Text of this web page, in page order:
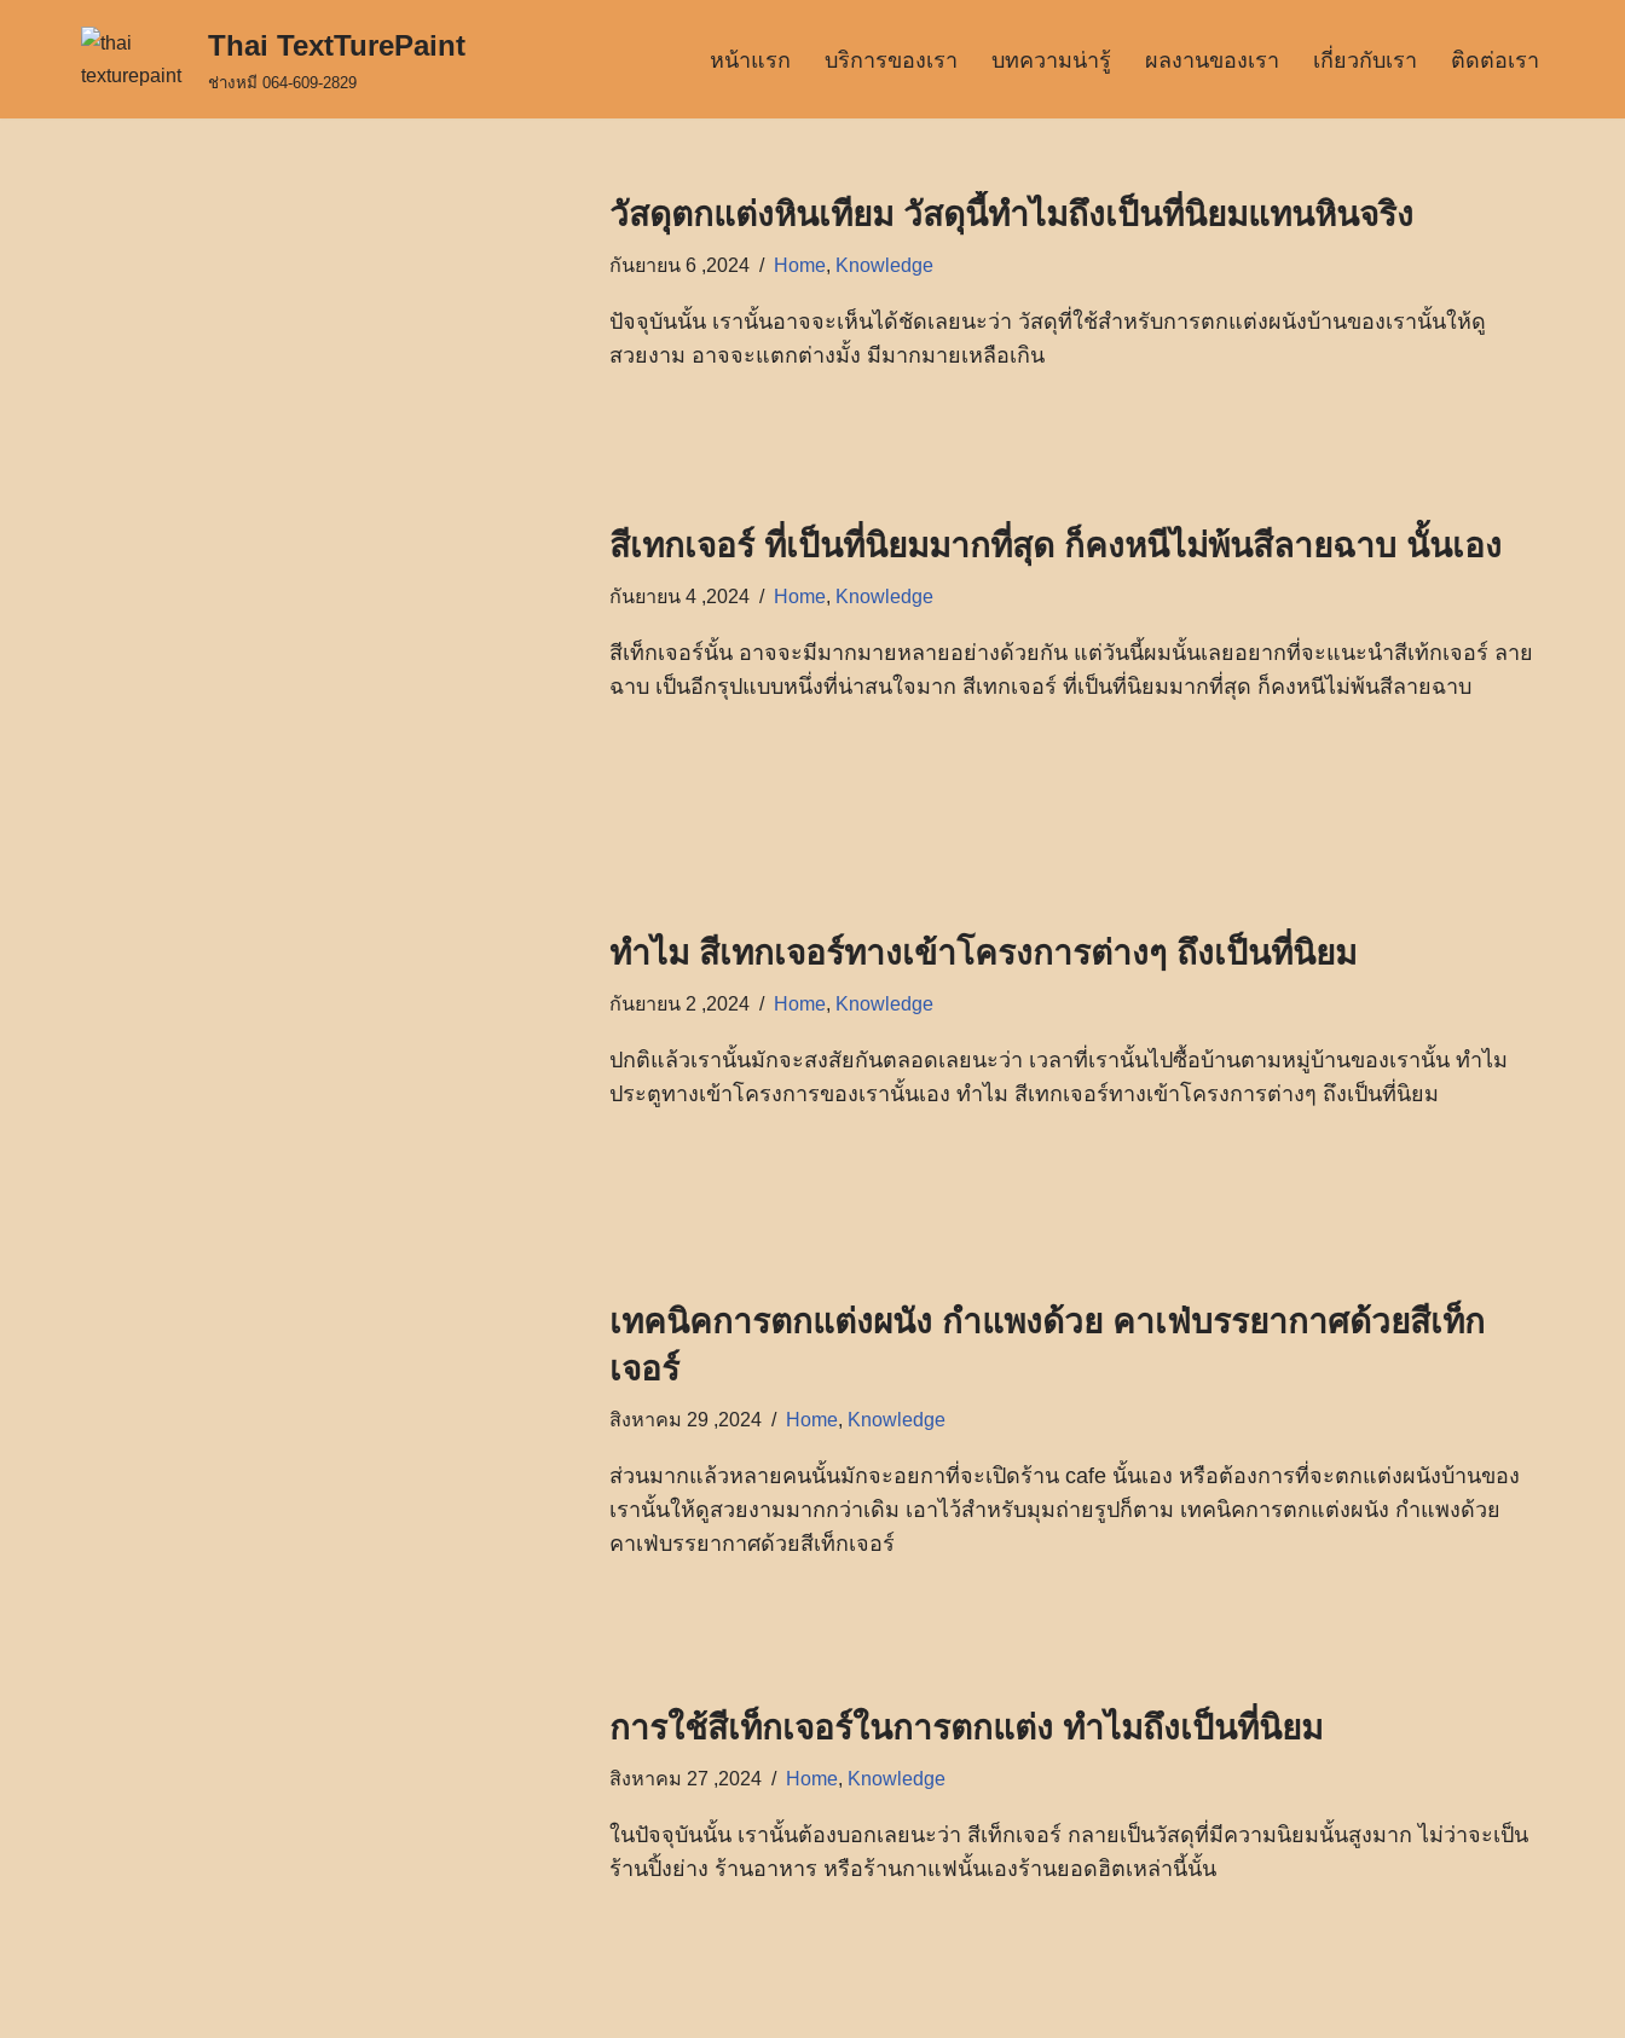
Thai TextTurePaint
ช่างหมี 064-609-2829
หน้าแรก บริการของเรา บทความน่ารู้ ผลงานของเรา เกี่ยวกับเรา ติดต่อเรา
วัสดุตกแต่งหินเทียม วัสดุนี้ทำไมถึงเป็นที่นิยมแทนหินจริง
กันยายน 6 ,2024 Home, Knowledge
ปัจจุบันนั้น เรานั้นอาจจะเห็นได้ชัดเลยนะว่า วัสดุที่ใช้สำหรับการตกแต่งผนังบ้านของเรานั้นให้ดู
สวยงาม อาจจะแตกต่างมั้ง มีมากมายเหลือเกิน
สีเทกเจอร์ ที่เป็นที่นิยมมากที่สุด ก็คงหนีไม่พ้นสีลายฉาบ นั้นเอง
กันยายน 4 ,2024 Home, Knowledge
สีเท็กเจอร์นั้น อาจจะมีมากมายหลายอย่างด้วยกัน แต่วันนี้ผมนั้นเลยอยากที่จะแนะนำสีเท้กเจอร์ ลาย
ฉาบ เป็นอีกรุปแบบหนึ่งที่น่าสนใจมาก สีเทกเจอร์ ที่เป็นที่นิยมมากที่สุด ก็คงหนีไม่พ้นสีลายฉาบ
ทำไม สีเทกเจอร์ทางเข้าโครงการต่างๆ ถึงเป็นที่นิยม
กันยายน 2 ,2024 Home, Knowledge
ปกติแล้วเรานั้นมักจะสงสัยกันตลอดเลยนะว่า เวลาที่เรานั้นไปซื้อบ้านตามหมู่บ้านของเรานั้น ทำไม
ประตูทางเข้าโครงการของเรานั้นเอง ทำไม สีเทกเจอร์ทางเข้าโครงการต่างๆ ถึงเป็นที่นิยม
เทคนิคการตกแต่งผนัง กำแพงด้วย คาเฟ่บรรยากาศด้วยสีเท็ก
เจอร์
สิงหาคม 29 ,2024 Home, Knowledge
ส่วนมากแล้วหลายคนนั้นมักจะอยกาที่จะเปิดร้าน cafe นั้นเอง หรือต้องการที่จะตกแต่งผนังบ้านของ
เรานั้นให้ดูสวยงามมากกว่าเดิม เอาไว้สำหรับมุมถ่ายรูปก็ตาม เทคนิคการตกแต่งผนัง กำแพงด้วย
คาเฟ่บรรยากาศด้วยสีเท็กเจอร์
การใช้สีเท็กเจอร์ในการตกแต่ง ทำไมถึงเป็นที่นิยม
สิงหาคม 27 ,2024 Home, Knowledge
ในปัจจุบันนั้น เรานั้นต้องบอกเลยนะว่า สีเท็กเจอร์ กลายเป็นวัสดุที่มีความนิยมนั้นสูงมาก ไม่ว่าจะเป็น
ร้านปิ้งย่าง ร้านอาหาร หรือร้านกาแฟนั้นเองร้านยอดฮิตเหล่านี้นั้น